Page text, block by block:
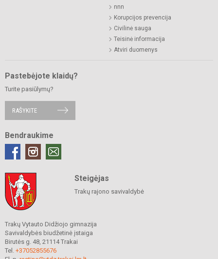
nnn
Korupcijos prevencija
Civilinė sauga
Teisinė informacija
Atviri duomenys
Pastebėjote klaidų?
Turite pasiūlymų?
RAŠYKITE
Bendraukime
Steigėjas
Trakų rajono savivaldybė
Trakų Vytauto Didžiojo gimnazija
Savivaldybės biudžetinė įstaiga
Birutės g. 48, 21114 Trakai
Tel. +37052855676